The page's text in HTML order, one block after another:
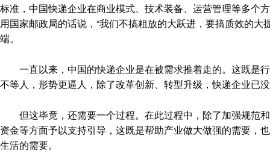
标准，中国快递企业在商业模式、技术装备、运营管理等多个
用国家邮政局的话说，“我们不搞粗放的大跃进，要搞质效的
端。
一直以来，中国的快递企业是在被需求推着走的。这既是
不等人，形势更逼人，除了改革创新、转型升级，快递企业已
但这毕竟，还需要一个过程。在此过程中，除了加强规范和
资金等方面予以支持引导，这既是帮助产业做大做强的需要，
生活的需要。